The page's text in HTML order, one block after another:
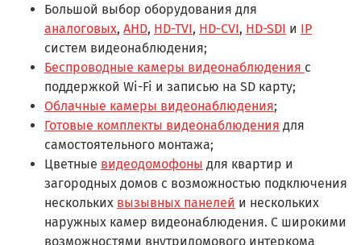
Большой выбор оборудования для
аналоговых, AHD, HD-TVI, HD-CVI, HD-SDI и IP
систем видеонаблюдения;
Беспроводные камеры видеонаблюдения с
поддержкой Wi-Fi и записью на SD карту;
Облачные камеры видеонаблюдения;
Готовые комплекты видеонаблюдения для
самостоятельного монтажа;
Цветные видеодомофоны для квартир и
загородных домов с возможностью подключения
нескольких вызывных панелей и нескольких
наружных камер видеонаблюдения. С широкими
возможностями внутридомового интеркома